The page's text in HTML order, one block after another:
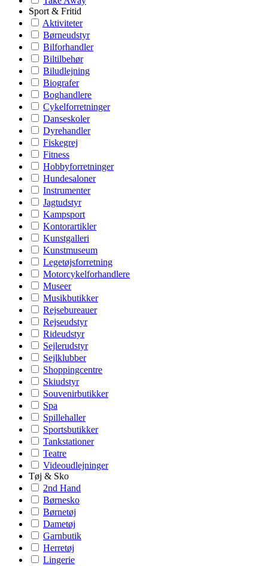
Sport & Fritid
Aktiviteter
Børneudstyr
Bilforhandler
Biltilbehør
Biludlejning
Biografer
Boghandlere
Cykelforretninger
Danseskoler
Dyrehandler
Fiskegrej
Fitness
Hobbyforretninger
Hundesaloner
Instrumenter
Jagtudstyr
Kampsport
Kontorartikler
Kunstgalleri
Kunstmuseum
Legetøjsforretning
Motorcykelforhandlere
Museer
Musikbutikker
Rejsebureauer
Rejseudstyr
Rideudstyr
Sejlerudstyr
Sejlklubber
Shoppingcentre
Skiudstyr
Souvenirbutikker
Spa
Spillehaller
Sportsbutikker
Tankstationer
Teatre
Videoudlejninger
Tøj & Sko
2nd Hand
Børnesko
Børnetøj
Dametøj
Garnbutik
Herretøj
Lingerie